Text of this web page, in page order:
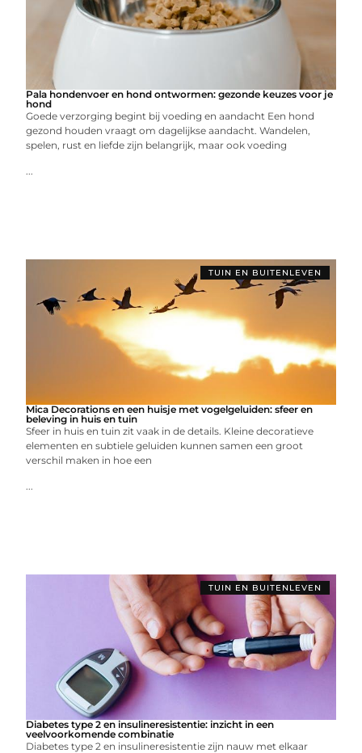
Pala hondenvoer en hond ontwormen: gezonde keuzes voor je
hond
Goede verzorging begint bij voeding en aandacht Een hond
gezond houden vraagt om dagelijkse aandacht. Wandelen,
spelen, rust en liefde zijn belangrijk, maar ook voeding
...
TUIN EN BUITENLEVEN
Mica Decorations en een huisje met vogelgeluiden: sfeer en
beleving in huis en tuin
Sfeer in huis en tuin zit vaak in de details. Kleine decoratieve
elementen en subtiele geluiden kunnen samen een groot
verschil maken in hoe een
...
TUIN EN BUITENLEVEN
Diabetes type 2 en insulineresistentie: inzicht in een
veelvoorkomende combinatie
Diabetes type 2 en insulineresistentie zijn nauw met elkaar